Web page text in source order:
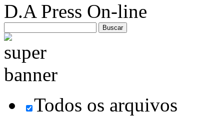
D.A Press On-line
Todos os arquivos